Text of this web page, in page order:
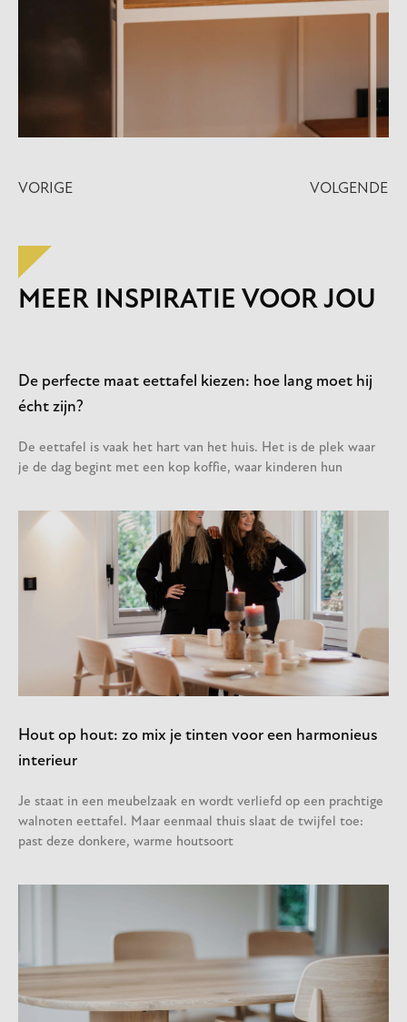
VORIGE VOLGENDE
MEER INSPIRATIE VOOR JOU
De perfecte maat eettafel kiezen: hoe lang moet hij
écht zijn?
De eettafel is vaak het hart van het huis. Het is de plek waar
je de dag begint met een kop koffie, waar kinderen hun
Hout op hout: zo mix je tinten voor een harmonieus
interieur
Je staat in een meubelzaak en wordt verliefd op een prachtige
walnoten eettafel. Maar eenmaal thuis slaat de twijfel toe:
past deze donkere, warme houtsoort